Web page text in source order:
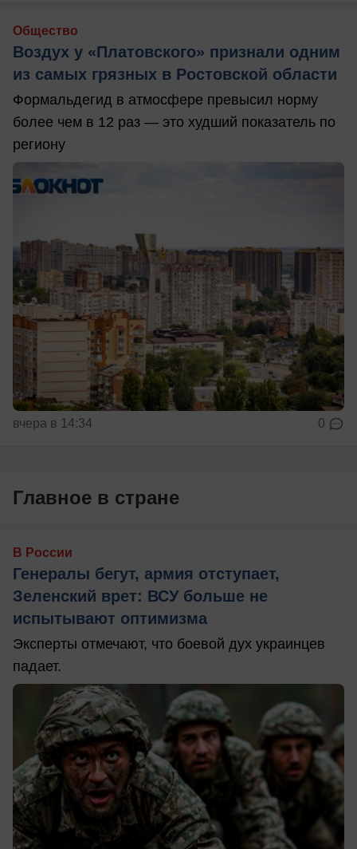
Общество
Воздух у «Платовского» признали одним
из самых грязных в Ростовской области
Формальдегид в атмосфере превысил норму
более чем в 12 раз — это худший показатель по
региону
вчера в 14:34 0
Главное в стране
В России
Генералы бегут, армия отступает,
Зеленский врет: ВСУ больше не
испытывают оптимизма
Эксперты отмечают, что боевой дух украинцев
падает.